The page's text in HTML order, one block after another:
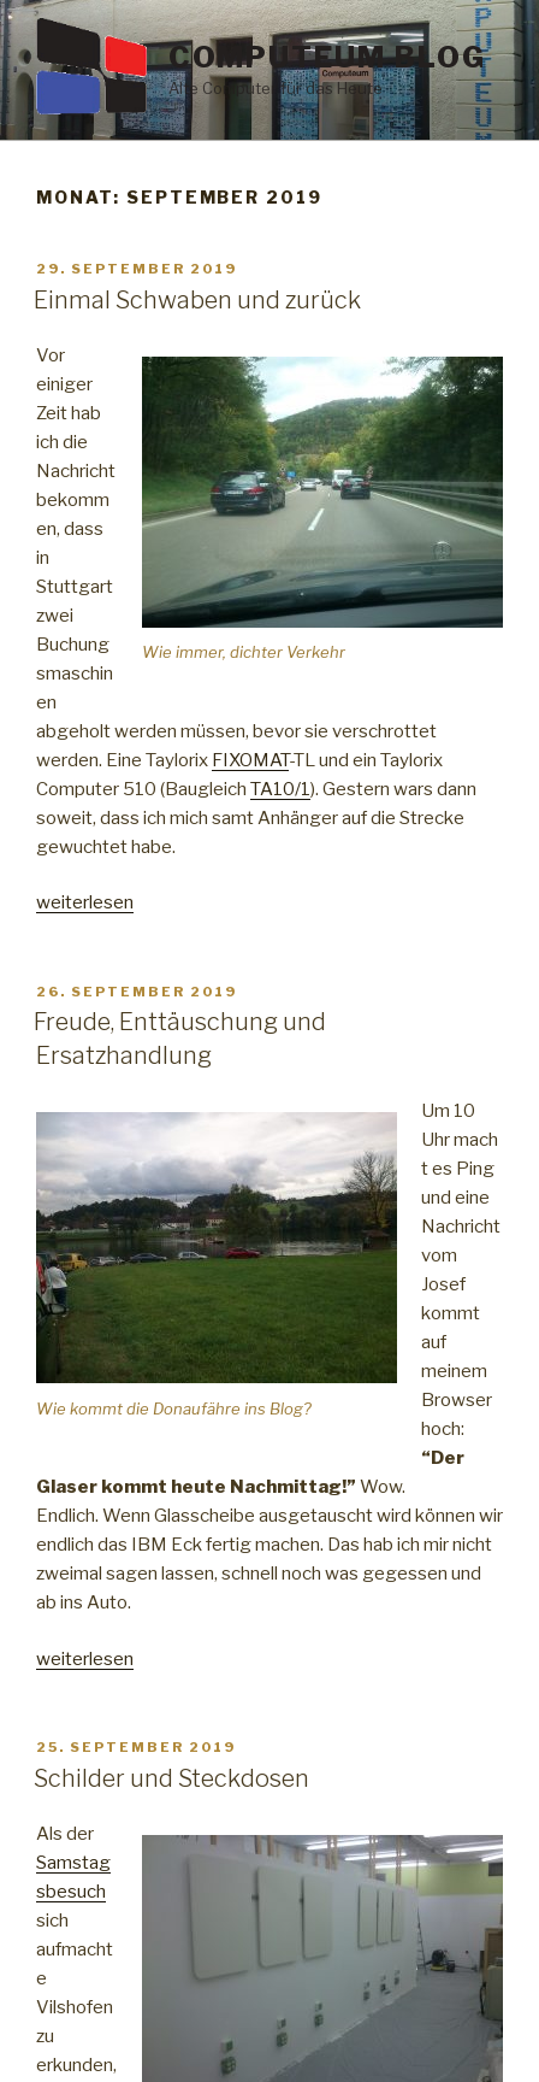
Zum
Inhalt
springen
COMPUTEUM BLOG
Alte Computer für das Heute
MONAT: SEPTEMBER 2019
VERÖFFENTLICHT
AM
29. SEPTEMBER 2019
Einmal Schwaben und zurück
Wie immer, dichter Verkehr
Vor
einiger
Zeit hab
ich die
Nachricht
bekomm
en, dass
in
Stuttgart
zwei
Buchung
smaschin
en
abgeholt werden müssen, bevor sie verschrottet
werden. Eine Taylorix FIXOMAT-TL und ein Taylorix
Computer 510 (Baugleich TA10/1). Gestern wars dann
soweit, dass ich mich samt Anhänger auf die Strecke
gewuchtet habe.
„Einmal
zurück“
weiterlesen
VERÖFFENTLICHT
AM
26. SEPTEMBER 2019
Freude, Enttäuschung und
Ersatzhandlung
Wie kommt die Donaufähre ins Blog?
Um 10
Uhr mach
t es Ping
und eine
Nachricht
vom
Josef
kommt
auf
meinem
Browser
hoch:
“Der
Glaser kommt heute Nachmittag!” Wow.
Endlich. Wenn Glasscheibe ausgetauscht wird können wir
endlich das IBM Eck fertig machen. Das hab ich mir nicht
zweimal sagen lassen, schnell noch was gegessen und
ab ins Auto.
„Freude,
Ersatzhandlung“
weiterlesen
VERÖFFENTLICHT
AM
25. SEPTEMBER 2019
Schilder und Steckdosen
Als der
Samstag
sbesuch
sich
aufmacht
e
Vilshofen
zu
erkunden,